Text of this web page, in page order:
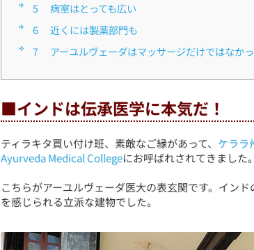
5
■病室はとっても広い
6
■近くには製薬部門も
7
■アーユルヴェーダはマッサージだけではなか
■インドは伝承医学に本気だ！
ティラキタ買い付け班、素敵なご縁があって、 ケララ
Ayurveda Medical Collegeにお呼ばれされてきました。
こちらがアーユルヴェーダ医大の表玄関です。イン
を感じられる立派な建物でした。